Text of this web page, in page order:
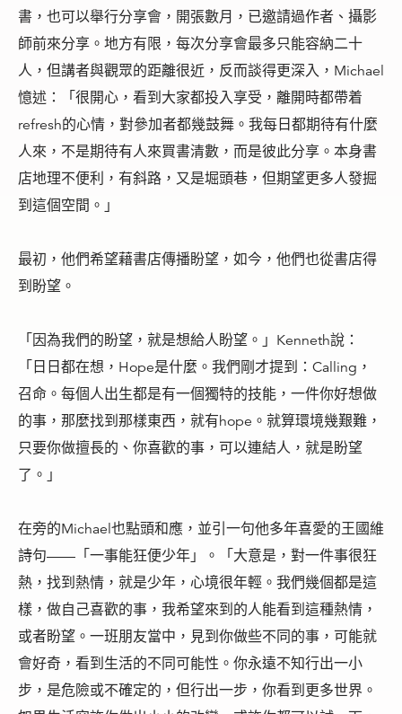
書，也可以舉行分享會，開張數月，已邀請過作者、攝影
師前來分享。地方有限，每次分享會最多只能容納二十
人，但講者與觀眾的距離很近，反而談得更深入，Michael
憶述：「很開心，看到大家都投入享受，離開時都帶着
refresh的心情，對參加者都幾鼓舞。我每日都期待有什麼
人來，不是期待有人來買書清數，而是彼此分享。本身書
店地理不便利，有斜路，又是堀頭巷，但期望更多人發掘
到這個空間。」
最初，他們希望藉書店傳播盼望，如今，他們也從書店得
到盼望。
「因為我們的盼望，就是想給人盼望。」Kenneth說：
「日日都在想，Hope是什麼。我們剛才提到：Calling，
召命。每個人出生都是有一個獨特的技能，一件你好想做
的事，那麼找到那樣東西，就有hope。就算環境幾艱難，
只要你做擅長的、你喜歡的事，可以連結人，就是盼望
了。」
在旁的Michael也點頭和應，並引一句他多年喜愛的王國維
詩句——「一事能狂便少年」。「大意是，對一件事很狂
熱，找到熱情，就是少年，心境很年輕。我們幾個都是這
樣，做自己喜歡的事，我希望來到的人能看到這種熱情，
或者盼望。一班朋友當中，見到你做些不同的事，可能就
會好奇，看到生活的不同可能性。你永遠不知行出一小
步，是危險或不確定的，但行出一步，你看到更多世界。